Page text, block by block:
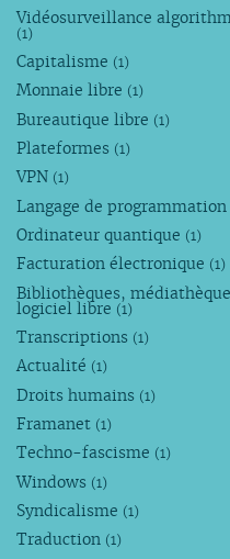
Vidéosurveillance
(1)
Capitalisme (1)
Monnaie libre (1)
Bureautique libre (1)
Plateformes (1)
VPN (1)
Langage de programmation
Ordinateur quantique (1)
Facturation électronique (1)
Bibliothèques,
logiciel libre (1)
Transcriptions (1)
Actualité (1)
Droits humains (1)
Framanet (1)
Techno-fascisme (1)
Windows (1)
Syndicalisme (1)
Traduction (1)